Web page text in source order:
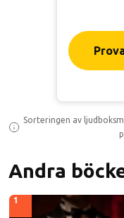
Sorteringen av
Andra
1